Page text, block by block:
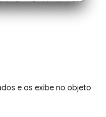
e os exibe no objeto